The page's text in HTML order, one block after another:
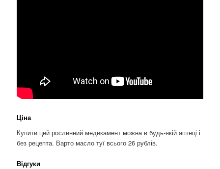
Ціна
Купити цей рослинний медикамент можна в будь-якій аптеці і
без рецепта. Варто масло туї всього 26 рублів.
Відгуки